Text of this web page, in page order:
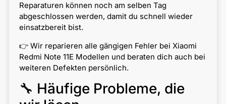
Reparaturen können noch am selben Tag
abgeschlossen werden, damit du schnell wieder
einsatzbereit bist.
👉 Wir reparieren alle gängigen Fehler bei Xiaomi
Redmi Note 11E Modellen und beraten dich auch bei
weiteren Defekten persönlich.
🔧 Häufige Probleme, die